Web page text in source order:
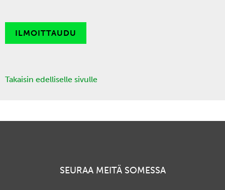
ILMOITTAUDU
Takaisin edelliselle sivulle
SEURAA MEITÄ SOMESSA